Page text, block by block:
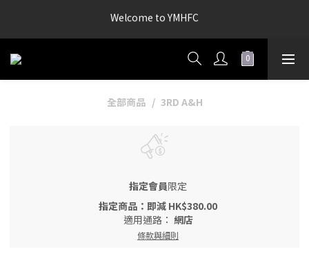
Welcome to YMHFC
Welcome to YMHFC
會連結◀
Welcome to YMHFC
全部商品 3RD A&H
指定會員限定
指定商品：即減 HK$380.00
適用通路： 網店
條款與細則